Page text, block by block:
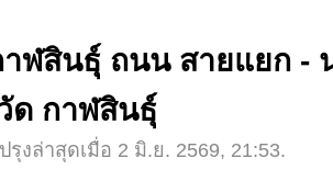
าฬสินธุ์ ถนน สายแยก -
ด กาฬสินธุ์
รุงล่าสุดเมื่อ 2 มิ.ย. 2569, 21:53.